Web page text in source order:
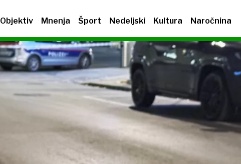
Objektiv Mnenja Šport Nedeljski Kultura Naročnina